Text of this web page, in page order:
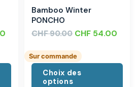
Bamboo Winter
PONCHO
CHF90.00 CHF 54.00
Sur commande
Choix des
options